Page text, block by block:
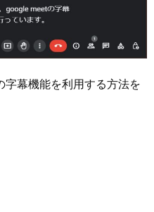
字幕機能を利用する方法を